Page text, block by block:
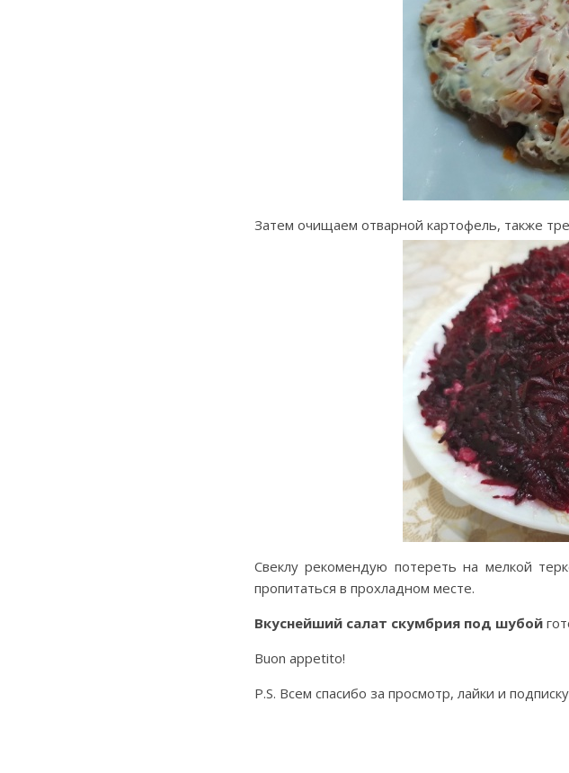
Затем очищаем отварной картофель, также
Свеклу рекомендую потереть на мелкой
пропитаться в прохладном месте.
Вкуснейший салат скумбрия под шубой
Buon appetito!
P.S. Всем спасибо за просмотр, лайки и подписку